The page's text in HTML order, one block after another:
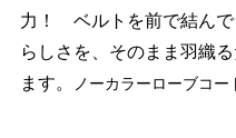
力！ ベルトを前で結んで
らしさを、そのまま羽織
ます。
ノーカラーローブコー